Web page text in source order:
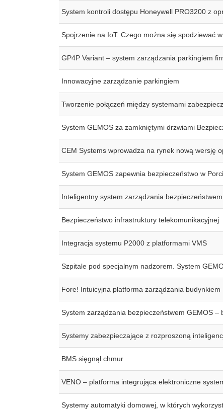
System kontroli dostępu Honeywell PRO3200 z
Spojrzenie na IoT. Czego można się spodziewać
GP4P Variant – system zarządzania parkingiem
Innowacyjne zarządzanie parkingiem
Tworzenie połączeń między systemami
System GEMOS za zamkniętymi drzwiami
CEM Systems wprowadza na rynek nową wersję
System GEMOS zapewnia bezpieczeństwo w
Inteligentny system zarządzania bezpieczeństwem
Bezpieczeństwo infrastruktury telekomunikacyjnej
Integracja systemu P2000 z platformami VMS
Szpitale pod specjalnym nadzorem. System
Fore! Intuicyjna platforma zarządzania budynkiem
System zarządzania bezpieczeństwem GEMOS
Systemy zabezpieczające z rozproszoną
BMS sięgnął chmur
VENO – platforma integrująca elektroniczne
Systemy automatyki domowej, w których